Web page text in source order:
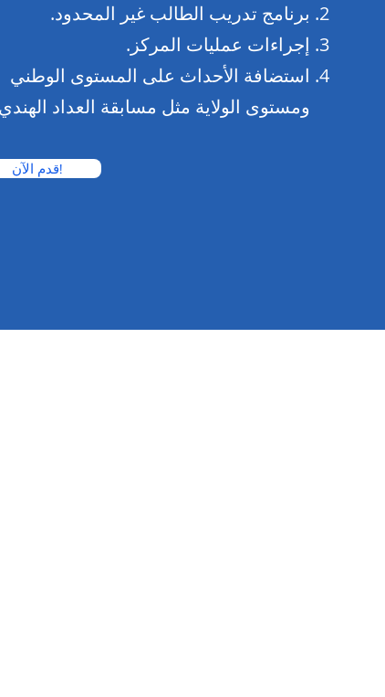
برنامج تدريب الطالب غير المحدود.
إجراءات عمليات المركز.
استضافة الأحداث على المستوى الوطني
ومستوى الولاية مثل مسابقة العداد الهندي
قدم الآن!